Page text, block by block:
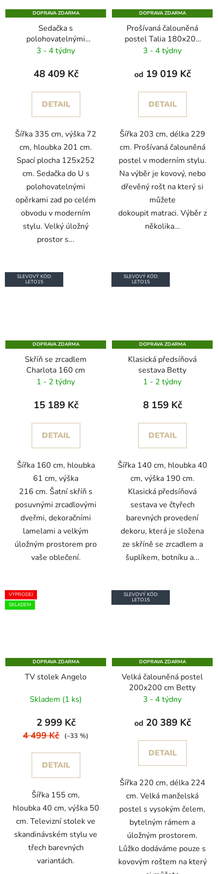
DOPRAVA ZDARMA
Sedačka s
polohovatelnými
opěrkami do U Dalma
3 - 4 týdny
48 409 Kč
DETAIL
Šířka 335 cm, výška 72
cm, hloubka 201 cm.
Spací plocha 125x252
cm. Sedačka do U s
polohovatelnými
opěrkami zad po celém
obvodu v moderním
stylu. Velký úložný
prostor s...
DOPRAVA ZDARMA
Prošívaná čalouněná
postel Talia 180x200
cm
3 - 4 týdny
od 19 019 Kč
DETAIL
Šířka 203 cm, délka 229
cm. Prošívaná čalouněná
postel v moderním stylu.
Na výběr je kovový, nebo
dřevěný rošt na který si
můžete
dokoupit matraci. Výběr z
několika...
SLEVOVÝ KÓD:
LETO15
DOPRAVA ZDARMA
Skříň se zrcadlem
Charlota 160 cm
1 - 2 týdny
15 189 Kč
DETAIL
Šířka 160 cm, hloubka
61 cm, výška
216 cm. Šatní skříň s
posuvnými zrcadlovými
dveřmi, dekoračními
lamelami a velkým
úložným prostorem pro
vaše oblečení.
SLEVOVÝ KÓD:
LETO15
DOPRAVA ZDARMA
Klasická předsíňová
sestava Betty
1 - 2 týdny
8 159 Kč
DETAIL
Šířka 140 cm, hloubka 40
cm, výška 190 cm.
Klasická předsíňová
sestava ve čtyřech
barevných provedení
dekoru, která je složena
ze skříně se zrcadlem a
šuplíkem, botníku a...
VÝPRODEJ
SKLADEM
DOPRAVA ZDARMA
TV stolek Angelo
Skladem (1 ks)
2 999 Kč
4 499 Kč (–33 %)
DETAIL
Šířka 155 cm,
hloubka 40 cm, výška 50
cm. Televizní stolek ve
skandinávském stylu ve
třech barevných
variantách.
SLEVOVÝ KÓD:
LETO15
DOPRAVA ZDARMA
Velká čalouněná postel
200x200 cm Betty
3 - 4 týdny
od 20 389 Kč
DETAIL
Šířka 220 cm, délka 224
cm. Velká manželská
postel s vysokým čelem,
bytelným rámem a
úložným prostorem.
Lůžko dodáváme pouze s
kovovým roštem na který